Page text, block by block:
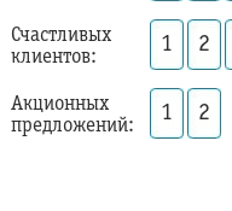
Счастливых
клиентов:
1 2
Акционных
предложений:
1 2